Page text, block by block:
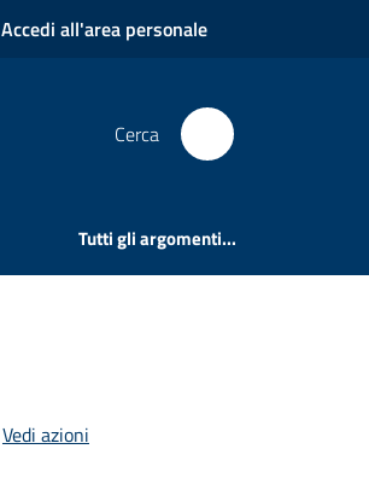
Accedi all'area personale
Cerca
Tutti gli argomenti...
Vedi azioni